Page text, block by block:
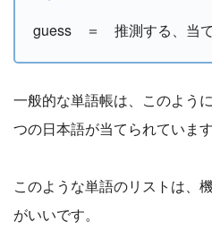
guess ＝ 推測する、当
一般的な単語帳は、このよう
つの日本語が当てられています
このような単語のリストは、
がいいです。